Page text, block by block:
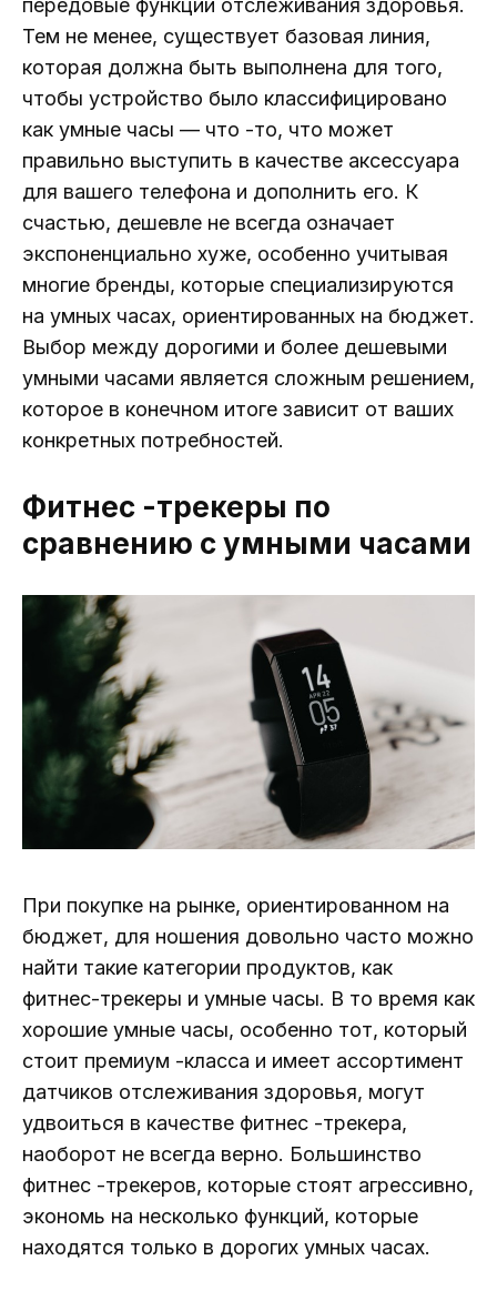
передовые функции отслеживания здоровья.
Тем не менее, существует базовая линия,
которая должна быть выполнена для того,
чтобы устройство было классифицировано
как умные часы — что -то, что может
правильно выступить в качестве аксессуара
для вашего телефона и дополнить его. К
счастью, дешевле не всегда означает
экспоненциально хуже, особенно учитывая
многие бренды, которые специализируются
на умных часах, ориентированных на бюджет.
Выбор между дорогими и более дешевыми
умными часами является сложным решением,
которое в конечном итоге зависит от ваших
конкретных потребностей.
Фитнес -трекеры по
сравнению с умными часами
При покупке на рынке, ориентированном на
бюджет, для ношения довольно часто можно
найти такие категории продуктов, как
фитнес-трекеры и умные часы. В то время как
хорошие умные часы, особенно тот, который
стоит премиум -класса и имеет ассортимент
датчиков отслеживания здоровья, могут
удвоиться в качестве фитнес -трекера,
наоборот не всегда верно. Большинство
фитнес -трекеров, которые стоят агрессивно,
экономь на несколько функций, которые
находятся только в дорогих умных часах.